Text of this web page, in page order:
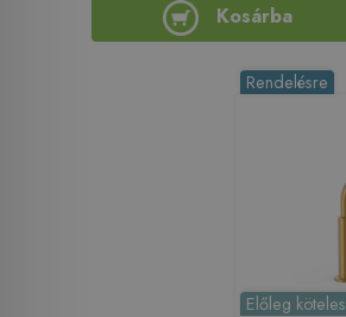
Kosárba
Rendelésre
Előleg köteles